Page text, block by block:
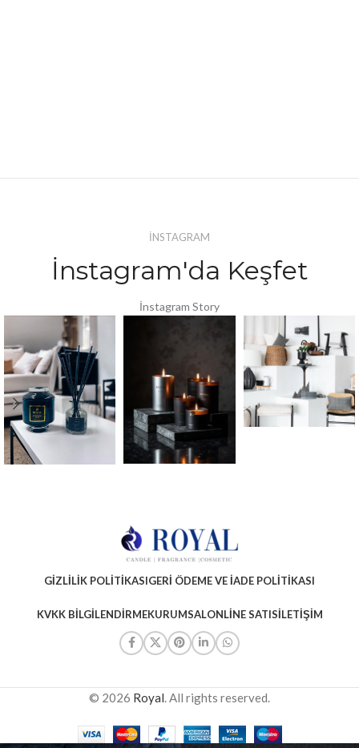
İNSTAGRAM
İnstagram'da Keşfet
İnstagram Story
GIZLILIK POLITIKASIGERI ÖDEME VE İADE POLITIKASI
KVKK BILGILENDIRMEKURUMSALONLINE SATISİLETIŞIM
© 2026 Royal. All rights reserved.